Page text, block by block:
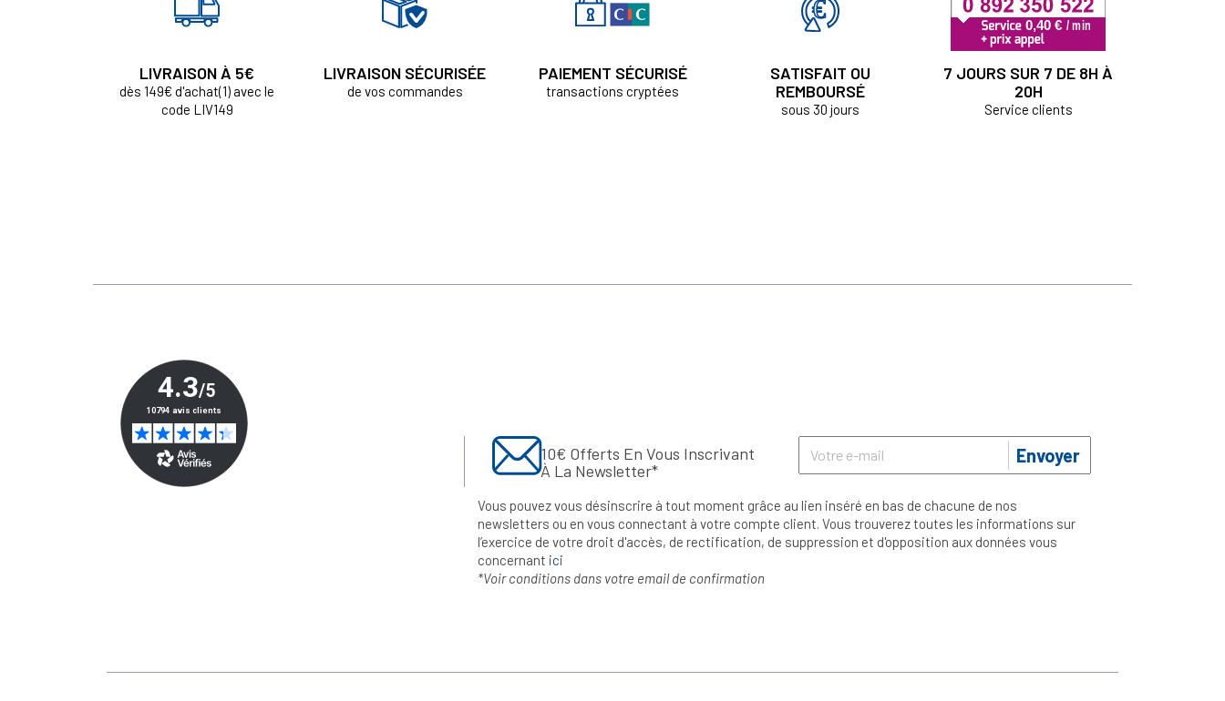
LIVRAISON À 5€
dès 149€ d'achat(1) avec le
code LIV149
LIVRAISON SÉCURISÉE
de vos commandes
PAIEMENT SÉCURISÉ
transactions cryptées
SATISFAIT OU
REMBOURSÉ
sous 30 jours
7 JOURS SUR 7 DE 8H À
20H
Service clients
10€ Offerts En Vous Inscrivant
À La Newsletter*
Envoyer
Vous pouvez vous désinscrire à tout moment grâce au lien inséré en bas de chacune de nos
newsletters ou en vous connectant à votre compte client. Vous trouverez toutes les informations sur
l’exercice de votre droit d'accès, de rectification, de suppression et d'opposition aux données vous
concernant ici
*Voir conditions dans votre email de confirmation